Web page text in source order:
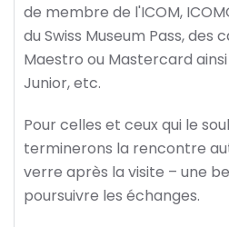
de membre de l'ICOM,
du Swiss Museum Pass, des
Maestro ou Mastercard
Junior, etc.
Pour celles et ceux qui le
terminerons la rencontre
verre après la visite – une
poursuivre les échanges.